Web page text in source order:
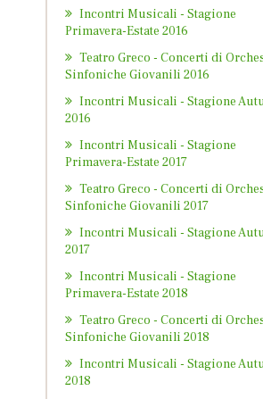
Incontri Musicali - Stagione
Primavera-Estate 2016
Teatro Greco - Concerti di
Sinfoniche Giovanili 2016
Incontri Musicali - Stagione
2016
Incontri Musicali - Stagione
Primavera-Estate 2017
Teatro Greco - Concerti di
Sinfoniche Giovanili 2017
Incontri Musicali - Stagione
2017
Incontri Musicali - Stagione
Primavera-Estate 2018
Teatro Greco - Concerti di
Sinfoniche Giovanili 2018
Incontri Musicali - Stagione
2018